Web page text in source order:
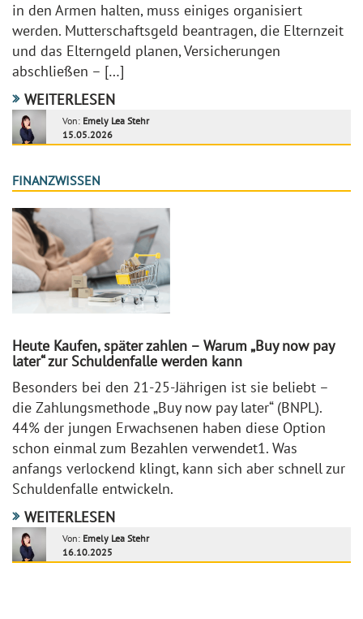
in den Armen halten, muss einiges organisiert
werden. Mutterschaftsgeld beantragen, die Elternzeit
und das Elterngeld planen, Versicherungen
abschließen – […]
WEITERLESEN
Von: Emely Lea Stehr
15.05.2026
FINANZWISSEN
Heute Kaufen, später zahlen – Warum „Buy now pay
later“ zur Schuldenfalle werden kann
Besonders bei den 21-25-Jährigen ist sie beliebt –
die Zahlungsmethode „Buy now pay later“ (BNPL).
44% der jungen Erwachsenen haben diese Option
schon einmal zum Bezahlen verwendet1. Was
anfangs verlockend klingt, kann sich aber schnell zur
Schuldenfalle entwickeln.
WEITERLESEN
Von: Emely Lea Stehr
16.10.2025